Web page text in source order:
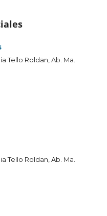
Tello Roldan, Ab. Ma.
Tello Roldan, Ab. Ma.